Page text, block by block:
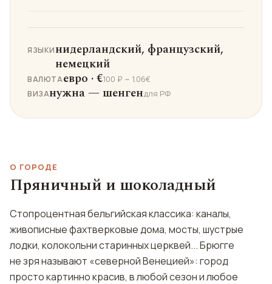
ЯЗЫКИнидерландский, французский,
немецкий
ВАЛЮТАевро · €100 ₽ ~ 1.06€
ВИЗАнужна — шенгендля РФ
О ГОРОДЕ
Пряничный и шоколадный
Стопроцентная бельгийская классика: каналы,
живописные фахтверковые дома, мосты, шустрые
лодки, колокольни старинных церквей... Брюгге
не зря называют «северной Венецией»: город
просто картинно красив, в любой сезон и любое